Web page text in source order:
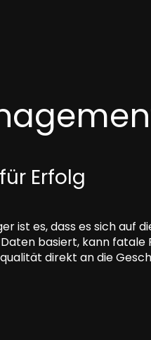
Erfolg
ist es, dass es sich auf
basiert, kann fatale
direkt an die